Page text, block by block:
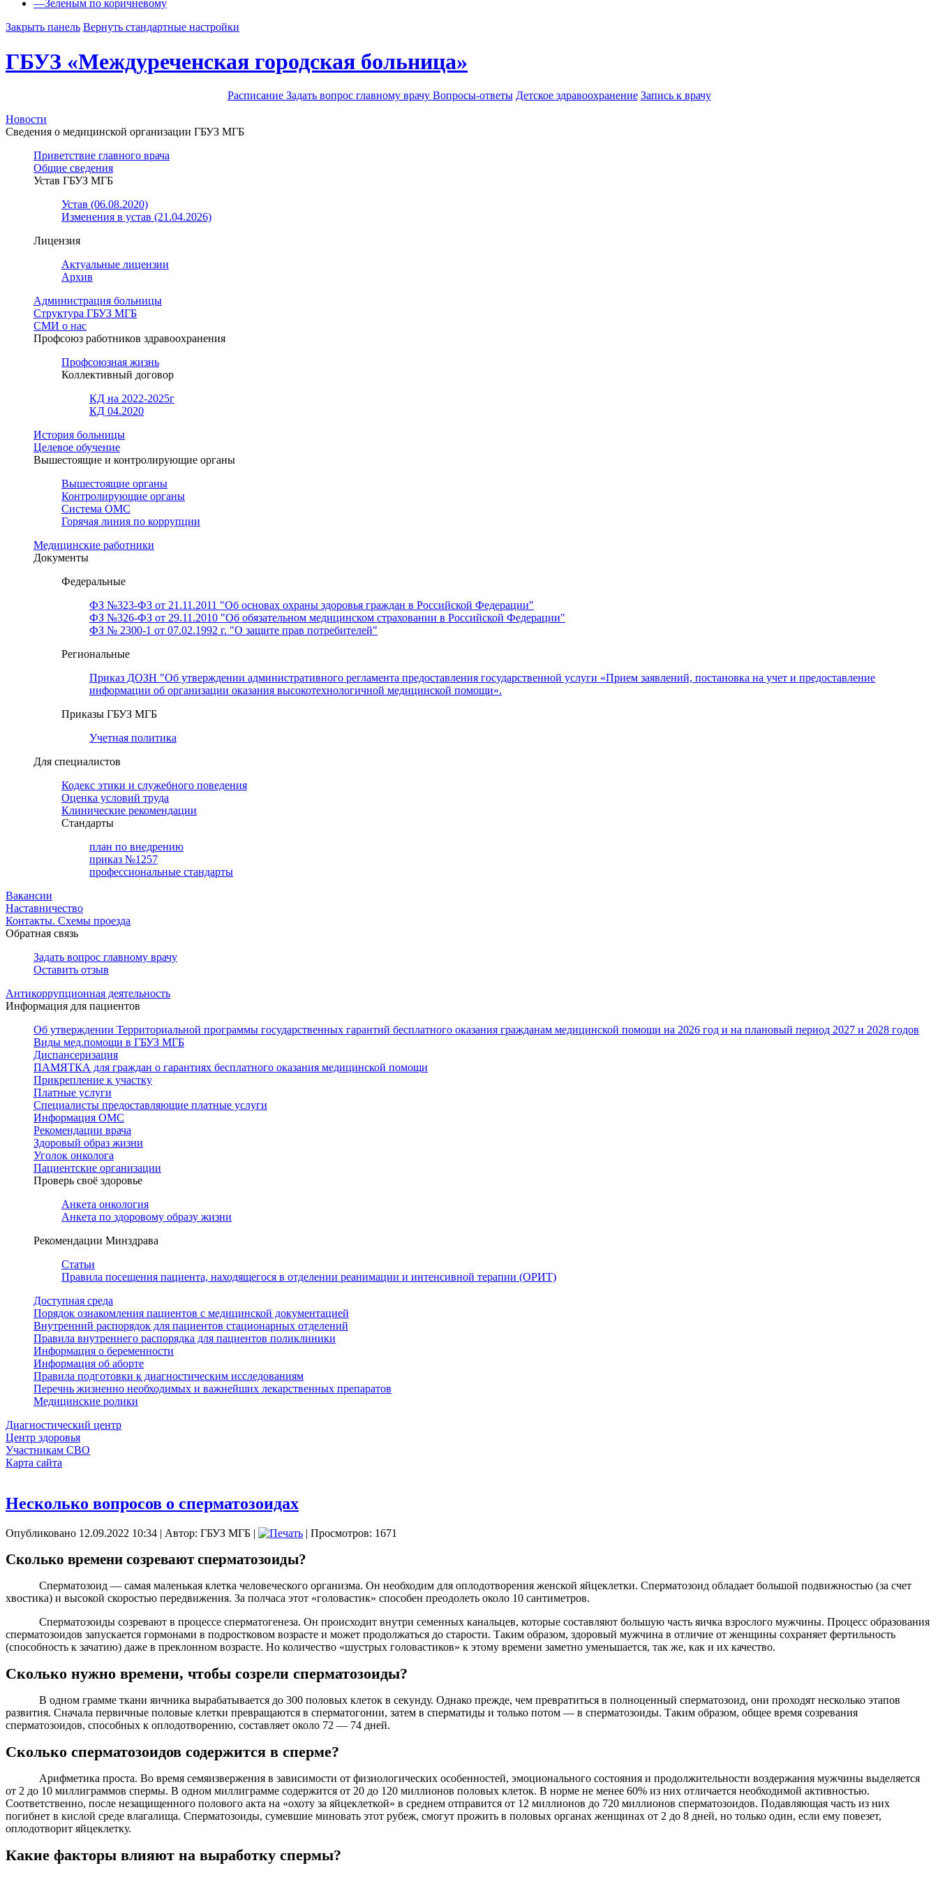
—Зеленым по коричневому
Закрыть панель Вернуть стандартные настройки
ГБУЗ «Междуреченская городская больница»
Расписание Задать вопрос главному врачу Вопросы-ответы Детское здравоохранение Запись к врачу
Новости
Сведения о медицинской организации ГБУЗ МГБ
Приветствие главного врача
Общие сведения
Устав ГБУЗ МГБ
Устав (06.08.2020)
Изменения в устав (21.04.2026)
Лицензия
Актуальные лицензии
Архив
Администрация больницы
Структура ГБУЗ МГБ
СМИ о нас
Профсоюз работников здравоохранения
Профсоюзная жизнь
Коллективный договор
КД на 2022-2025г
КД 04.2020
История больницы
Целевое обучение
Вышестоящие и контролирующие органы
Вышестоящие органы
Контролирующие органы
Система ОМС
Горячая линия по коррупции
Медицинские работники
Документы
Федеральные
ФЗ №323-ФЗ от 21.11.2011 "Об основах охраны здоровья граждан в Российской Федерации"
ФЗ №326-ФЗ от 29.11.2010 "Об обязательном медицинском страховании в Российской Федерации"
ФЗ № 2300-1 от 07.02.1992 г. "О защите прав потребителей"
Региональные
Приказ ДОЗН "Об утверждении административного регламента предоставления государственной услуги «Прием заявлений, постановка на учет и предоставление
информации об организации оказания высокотехнологичной медицинской помощи».
Приказы ГБУЗ МГБ
Учетная политика
Для специалистов
Кодекс этики и служебного поведения
Оценка условий труда
Клинические рекомендации
Cтандарты
план по внедрению
приказ №1257
профессиональные стандарты
Вакансии
Наставничество
Контакты. Схемы проезда
Обратная связь
Задать вопрос главному врачу
Оставить отзыв
Антикоррупционная деятельность
Информация для пациентов
Об утверждении Территориальной программы государственных гарантий бесплатного оказания гражданам медицинской помощи на 2026 год и на плановый период 2027 и 2028 годов
Виды мед.помощи в ГБУЗ МГБ
Диспансеризация
ПАМЯТКА для граждан о гарантиях бесплатного оказания медицинской помощи
Прикрепление к участку
Платные услуги
Специалисты предоставляющие платные услуги
Информация ОМС
Рекомендации врача
Здоровый образ жизни
Уголок онколога
Пациентские организации
Проверь своё здоровье
Анкета онкология
Анкета по здоровому образу жизни
Рекомендации Минздрава
Статьи
Правила посещения пациента, находящегося в отделении реанимации и интенсивной терапии (ОРИТ)
Доступная среда
Порядок ознакомления пациентов с медицинской документацией
Внутренний распорядок для пациентов стационарных отделений
Правила внутреннего распорядка для пациентов поликлиники
Информация о беременности
Информация об аборте
Правила подготовки к диагностическим исследованиям
Перечнь жизненно необходимых и важнейших лекарственных препаратов
Медицинские ролики
Диагностический центр
Центр здоровья
Участникам СВО
Карта сайта
Несколько вопросов о сперматозоидах
Опубликовано 12.09.2022 10:34 | Автор: ГБУЗ МГБ | | Просмотров: 1671
Сколько времени созревают сперматозоиды?
Сперматозоид — самая маленькая клетка человеческого организма. Он необходим для оплодотворения женской яйцеклетки. Сперматозоид обладает большой подвижностью (за счет
хвостика) и высокой скоростью передвижения. За полчаса этот «головастик» способен преодолеть около 10 сантиметров.
Сперматозоиды созревают в процессе сперматогенеза. Он происходит внутри семенных канальцев, которые составляют большую часть яичка взрослого мужчины. Процесс образования
сперматозоидов запускается гормонами в подростковом возрасте и может продолжаться до старости. Таким образом, здоровый мужчина в отличие от женщины сохраняет фертильность
(способность к зачатию) даже в преклонном возрасте. Но количество «шустрых головастиков» к этому времени заметно уменьшается, так же, как и их качество.
Сколько нужно времени, чтобы созрели сперматозоиды?
В одном грамме ткани яичника вырабатывается до 300 половых клеток в секунду. Однако прежде, чем превратиться в полноценный сперматозоид, они проходят несколько этапов
развития. Сначала первичные половые клетки превращаются в сперматогонии, затем в сперматиды и только потом — в сперматозоиды. Таким образом, общее время созревания
сперматозоидов, способных к оплодотворению, составляет около 72 — 74 дней.
Сколько сперматозоидов содержится в сперме?
Арифметика проста. Во время семяизвержения в зависимости от физиологических особенностей, эмоционального состояния и продолжительности воздержания мужчины выделяется
от 2 до 10 миллиграммов спермы. В одном миллиграмме содержится от 20 до 120 миллионов половых клеток. В норме не менее 60% из них отличается необходимой активностью.
Соответственно, после незащищенного полового акта на «охоту за яйцеклеткой» в среднем отправится от 12 миллионов до 720 миллионов сперматозоидов. Подавляющая часть из них
погибнет в кислой среде влагалища. Сперматозоиды, сумевшие миновать этот рубеж, смогут прожить в половых органах женщинах от 2 до 8 дней, но только один, если ему повезет,
оплодотворит яйцеклетку.
Какие факторы влияют на выработку спермы?